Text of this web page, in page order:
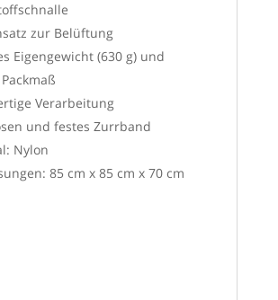
zur Belüftung
Eigengewicht (630 g) und
Verarbeitung
und festes Zurrband
Nylon
85 cm x 85 cm x 70 cm